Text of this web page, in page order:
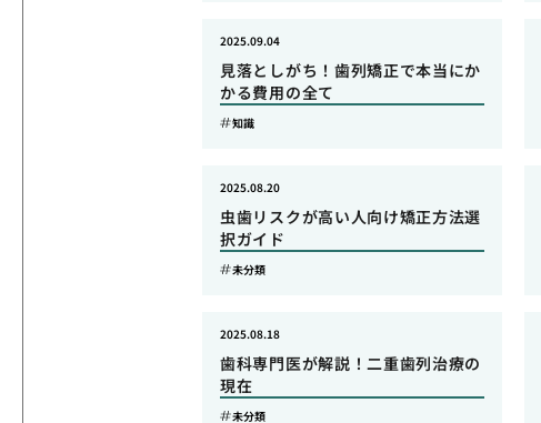
見落としがち！歯列矯正で本当にか
かる費用の全て
2025.09.04
知識
虫歯リスクが高い人向け矯正方法選
択ガイド
2025.08.20
未分類
歯科専門医が解説！二重歯列治療の
現在
2025.08.18
未分類